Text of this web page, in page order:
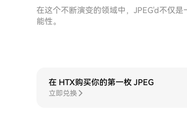
在这个不断演变的领域中，JPEG'd不仅
能性。
在 HTX购买你的第一枚 JPEG
立即兑换